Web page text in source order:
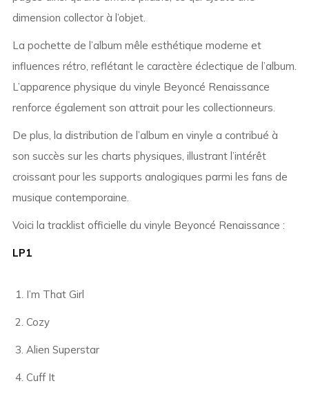
dimension collector à l’objet.
La pochette de l’album mêle esthétique moderne et
influences rétro, reflétant le caractère éclectique de l’album.
L’apparence physique du vinyle Beyoncé Renaissance
renforce également son attrait pour les collectionneurs.
De plus, la distribution de l’album en vinyle a contribué à
son succès sur les charts physiques, illustrant l’intérêt
croissant pour les supports analogiques parmi les fans de
musique contemporaine.
Voici la tracklist officielle du vinyle Beyoncé Renaissance :
LP1
I’m That Girl
Cozy
Alien Superstar
Cuff It